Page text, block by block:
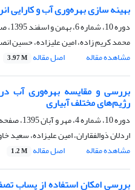
بهینه سازی بهره‌وری آب و کارایی
دوره 10، شماره 6، بهمن و اسفند 1395، صفحه
محمد کریم زاده، امین علیزاده، حسین
مشاهده مقاله
اصل مقاله 3.97 M
بررسی و مقایسه بهره‌وری آب
رژیم‌های مختلف آبیاری
دوره 10، شماره 4، مهر و آبان 1395، صفحه
اردلان ذوالفقاران، امین علیزاده، سعید
مشاهده مقاله
اصل مقاله 1.2 M
بررسی امکان استفاده از پساب